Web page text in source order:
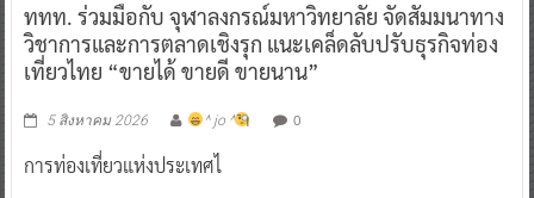
ททท. ร่วมมือกับ จุฬาลงกรณ์มหาวิทยาลัย จัดสัมมนาทาง
วิชาการและการตลาดเชิงรุก แนะเคล็ดลับปรับธุรกิจท่อง
เที่ยวไทย “ขายได้ ขายดี ขายนาน”
5 สิงหาคม 2026 ^ jo ^ 0
การท่องเที่ยวแห่งประเทศไ